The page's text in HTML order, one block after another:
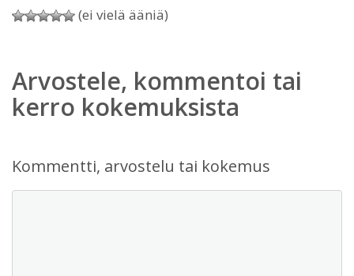
(ei vielä ääniä)
Arvostele, kommentoi tai
kerro kokemuksista
Kommentti, arvostelu tai kokemus